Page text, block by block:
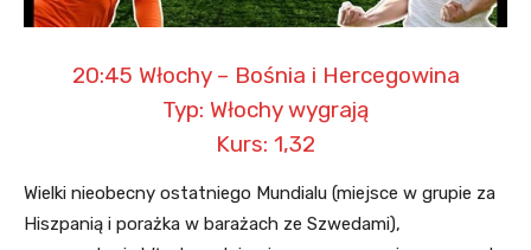
20:45 Włochy – Bośnia i Hercegowina
Typ: Włochy wygrają
Kurs: 1,32
Wielki nieobecny ostatniego Mundialu (miejsce w grupie za
Hiszpanią i porażka w barażach ze Szwedami),